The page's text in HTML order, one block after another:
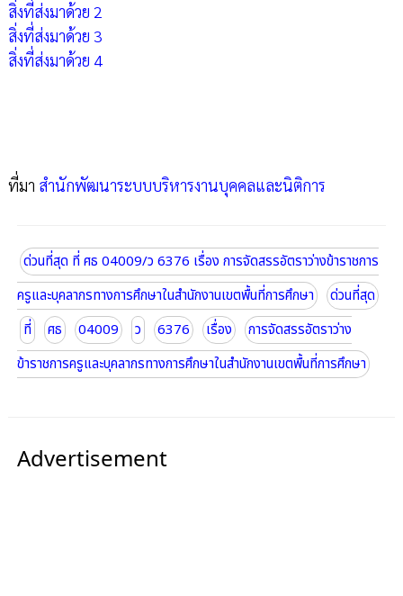
สิ่งที่ส่งมาด้วย 2
สิ่งที่ส่งมาด้วย 3
สิ่งที่ส่งมาด้วย 4
ที่มา สำนักพัฒนาระบบบริหารงานบุคคลและนิติการ
ด่วนที่สุด ที่ ศธ 04009/ว 6376 เรื่อง การจัดสรรอัตราว่างข้าราชการ
ครูและบุคลากรทางการศึกษาในสำนักงานเขตพื้นที่การศึกษา
ด่วนที่สุด
ที่
ศธ 04009 ว 6376 เรื่อง
การจัดสรรอัตราว่าง
ข้าราชการครูและบุคลากรทางการศึกษาในสำนักงานเขตพื้นที่การศึกษา
Advertisement